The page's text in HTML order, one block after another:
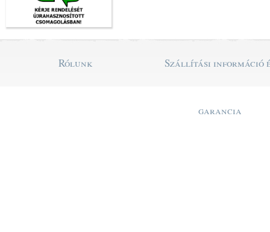
Rólunk Szállítási információ
garancia